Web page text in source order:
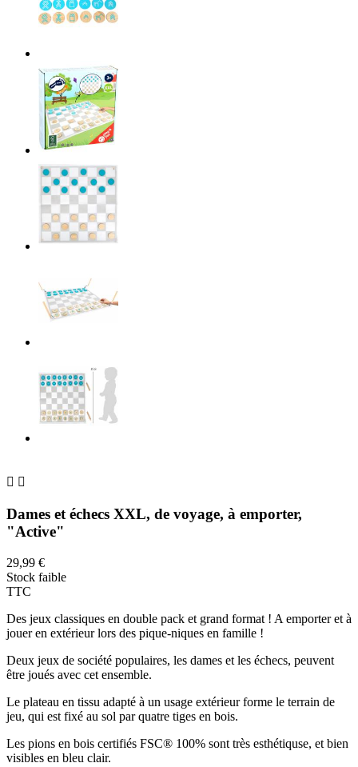
 
Dames et échecs XXL, de voyage, à emporter,
"Active"
29,99 €
Stock faible
TTC
Des jeux classiques en double pack et grand format ! A emporter et à
jouer en extérieur lors des pique-niques en famille !
Deux jeux de société populaires, les dames et les échecs, peuvent
être joués avec cet ensemble.
Le plateau en tissu adapté à un usage extérieur forme le terrain de
jeu, qui est fixé au sol par quatre tiges en bois.
Les pions en bois certifiés FSC® 100% sont très esthétiquse, et bien
visibles en bleu clair.